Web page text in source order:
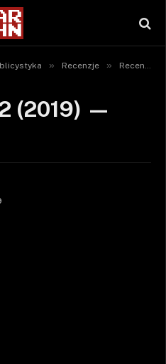
» Recenzje » Recenzje gier
(2019) —